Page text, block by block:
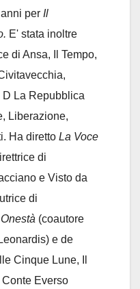
per Il
E' stata inoltre
di Ansa, Il Tempo,
D La Repubblica
Liberazione,
Ha diretto La Voce
di
e Visto da
di
(coautore
e de
Cinque Lune, Il
Everso